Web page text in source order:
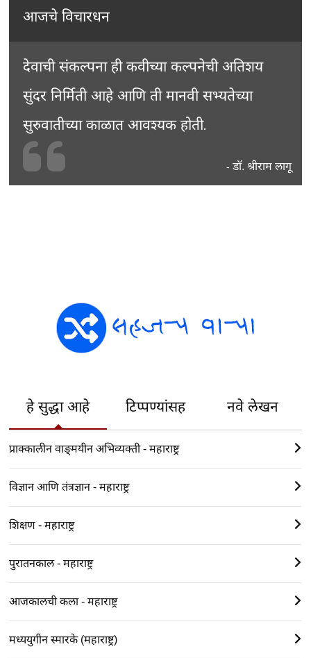
आजचे विचारधन
देवाची संकल्पना ही कवीच्या कल्पनेची अतिशय
सुंदर निर्मिती आहे आणि ती मानवी सभ्यतेच्या
सुरुवातीच्या काळात आवश्यक होती.
- डॉ. श्रीराम लागू
हे सुद्धा आहे टिप्पण्यांसह नवे लेखन
प्राक्कालीन वाङ्‍मयीन अभिव्यक्ती - महाराष्ट्र
विज्ञान आणि तंत्रज्ञान - महाराष्ट्र
शिक्षण - महाराष्ट्र
पुरातनकाल - महाराष्ट्र
आजकालची कला - महाराष्ट्र
मध्ययुगीन स्मारके (महाराष्ट्र)